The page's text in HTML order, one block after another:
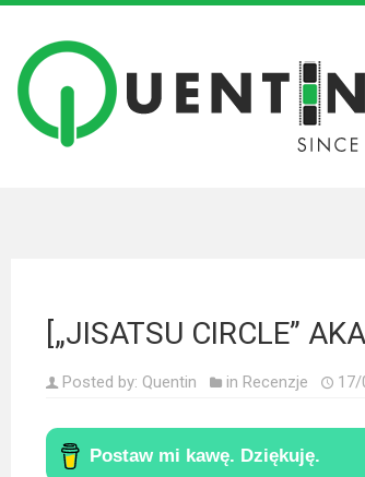
Filmy
Wszystkie
Seriale
Wszystkie
seriali
[„JISATSU CIRCLE”
Posted by: Quentin in Recenzje 17/